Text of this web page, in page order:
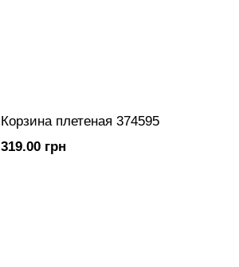
Корзина плетеная 374595
319.00 грн